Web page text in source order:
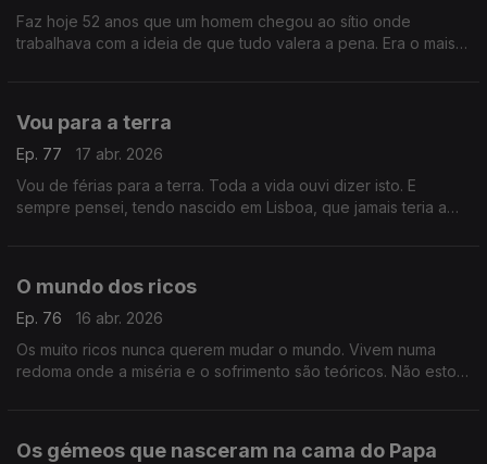
Faz hoje 52 anos que um homem chegou ao sítio onde
trabalhava com a ideia de que tudo valera a pena. Era o mais
Vou para a terra
Ep. 77
17 abr. 2026
Vou de férias para a terra. Toda a vida ouvi dizer isto. E
sempre pensei, tendo nascido em Lisboa, que jamais teria a
O mundo dos ricos
Ep. 76
16 abr. 2026
Os muito ricos nunca querem mudar o mundo. Vivem numa
redoma onde a miséria e o sofrimento são teóricos. Não estou
Os gémeos que nasceram na cama do Papa